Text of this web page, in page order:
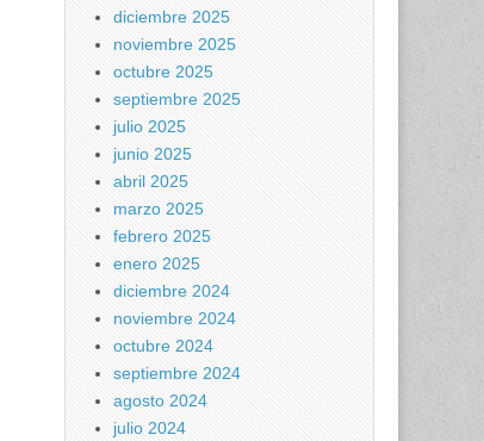
diciembre 2025
noviembre 2025
octubre 2025
septiembre 2025
julio 2025
junio 2025
abril 2025
marzo 2025
febrero 2025
enero 2025
diciembre 2024
noviembre 2024
octubre 2024
septiembre 2024
agosto 2024
julio 2024